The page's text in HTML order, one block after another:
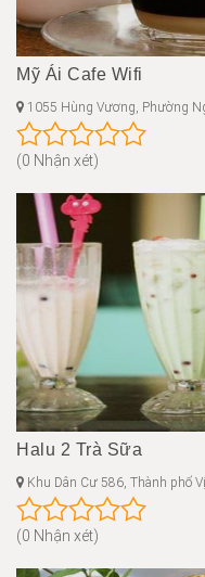
Mỹ Ái Cafe Wifi
1055 Hùng Vương, Phường
(0 Nhận xét)
Halu 2 Trà Sữa
Khu Dân Cư 586, Thành phố
(0 Nhận xét)